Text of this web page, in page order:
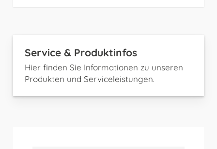
Service & Produktinfos
Hier finden Sie Informationen zu unseren
Produkten und Serviceleistungen.